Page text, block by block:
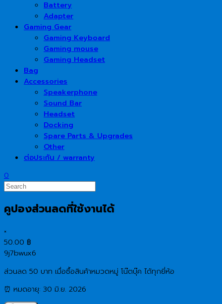
Battery
Adapter
Gaming Gear
Gaming Keyboard
Gaming mouse
Gaming Headset
Bag
Accessories
Speakerphone
Sound Bar
Headset
Docking
Spare Parts & Upgrades
Other
ต่อประกัน / warranty
0
คูปองส่วนลดที่ใช้งานได้
×
50.00 ฿
9j7bwux6
ส่วนลด 50 บาท เมื่อซื้อสินค้าหมวดหมู่ โน๊ตบุ๊ค ได้ทุกยี่ห้อ
⏰ หมดอายุ: 30 มิ.ย. 2026